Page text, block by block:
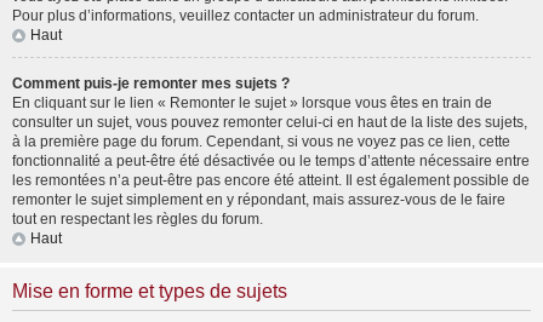
Pour plus d’informations, veuillez contacter un administrateur du forum.
Haut
Comment puis-je remonter mes sujets ?
En cliquant sur le lien « Remonter le sujet » lorsque vous êtes en train de
consulter un sujet, vous pouvez remonter celui-ci en haut de la liste des sujets,
à la première page du forum. Cependant, si vous ne voyez pas ce lien, cette
fonctionnalité a peut-être été désactivée ou le temps d’attente nécessaire entre
les remontées n’a peut-être pas encore été atteint. Il est également possible de
remonter le sujet simplement en y répondant, mais assurez-vous de le faire
tout en respectant les règles du forum.
Haut
Mise en forme et types de sujets